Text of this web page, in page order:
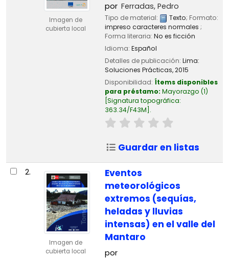
Imagen de
cubierta local
por Ferradas, Pedro
Tipo de material: Texto; Formato:
impreso caracteres normales ;
Forma literaria: No es ficción
Idioma: Español
Detalles de publicación: Lima:
Soluciones Prácticas,2015
Disponibilidad: Ítems disponibles
para préstamo: Mayorazgo (1)
Signatura topográfica:
363.34/F43M .
Guardar en listas
2.
Imagen de
cubierta local
Eventos
meteorológicos
extremos (sequías,
heladas y lluvias
intensas) en el valle del
Mantaro
por